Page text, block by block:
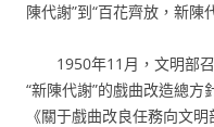
陳代謝”到“百花齊放，新陳
1950年11月，文明部
“新陳代謝”的戲曲改造總方
《關于戲曲改良任務向文